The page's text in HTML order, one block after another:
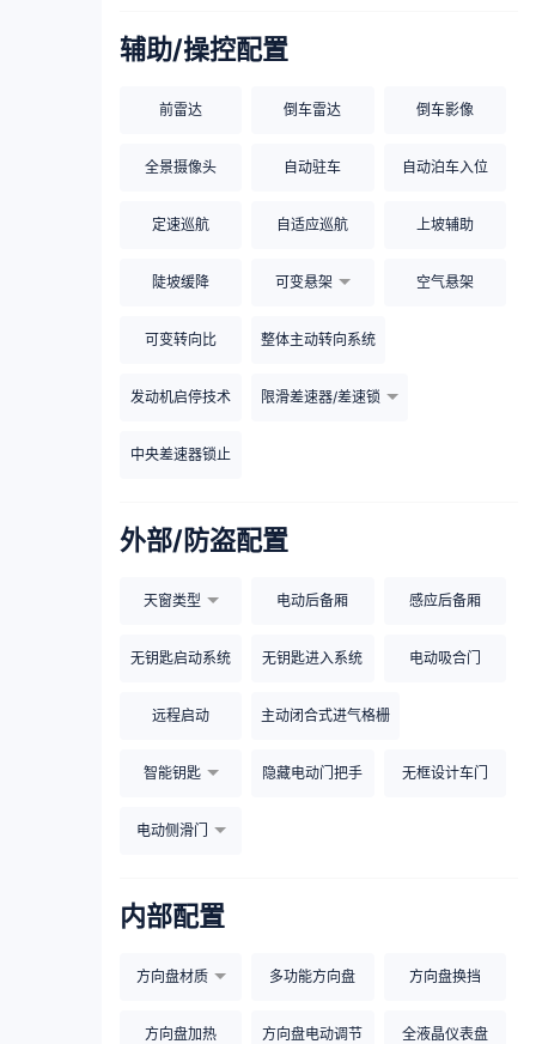
辅助/操控配置
前雷达 倒车雷达 倒车影像
全景摄像头 自动驻车 自动泊车入位
定速巡航 自适应巡航 上坡辅助
陡坡缓降 可变悬架 空气悬架
可变转向比 整体主动转向系统
发动机启停技术 限滑差速器/差速锁
中央差速器锁止
外部/防盗配置
天窗类型 电动后备厢 感应后备厢
无钥匙启动系统 无钥匙进入系统 电动吸合门
远程启动 主动闭合式进气格栅
智能钥匙 隐藏电动门把手 无框设计车门
电动侧滑门
内部配置
方向盘材质 多功能方向盘 方向盘换挡
方向盘加热 方向盘电动调节 全液晶仪表盘